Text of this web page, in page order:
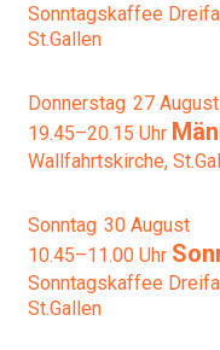
Sonntagskaffee
St.Gallen
Donnerstag 27 August
19.45–20.15 Uhr
Wallfahrtskirche,
Sonntag 30 August
10.45–11.00 Uhr
Sonntagskaffee
St.Gallen